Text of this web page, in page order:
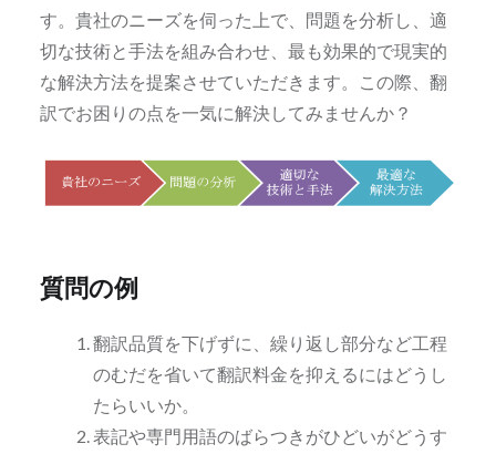
す。貴社のニーズを伺った上で、問題を分析し、適
切な技術と手法を組み合わせ、最も効果的で現実的
な解決方法を提案させていただきます。この際、翻
訳でお困りの点を一気に解決してみませんか？
質問の例
翻訳品質を下げずに、繰り返し部分など工程
のむだを省いて翻訳料金を抑えるにはどうし
たらいいか。
表記や専門用語のばらつきがひどいがどうす